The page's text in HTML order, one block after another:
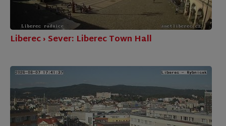
Liberec › Sever: Liberec Town Hall